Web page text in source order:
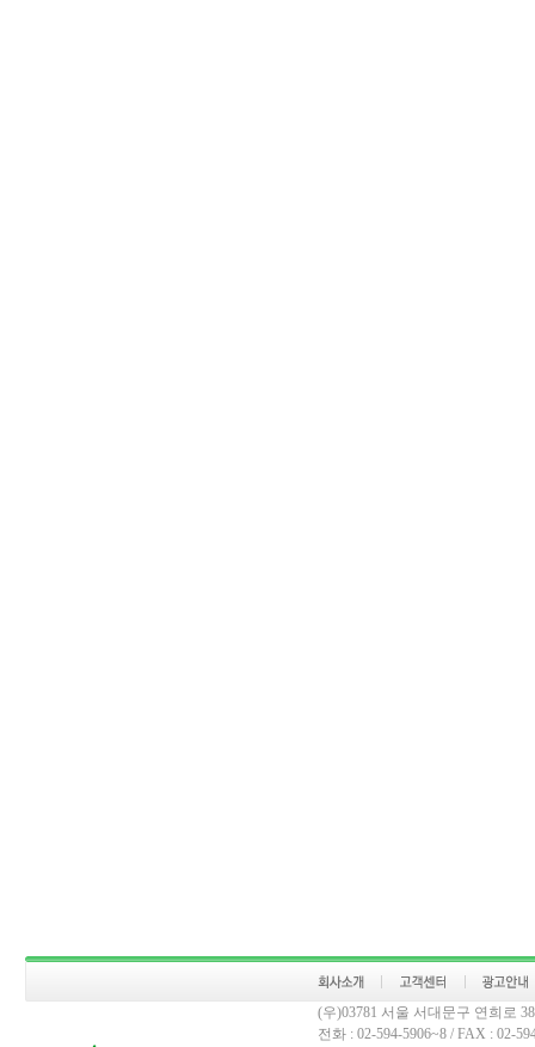
(우)03781 서울 서대문구 연희로
전화 : 02-594-5906~8 / FAX : 02-